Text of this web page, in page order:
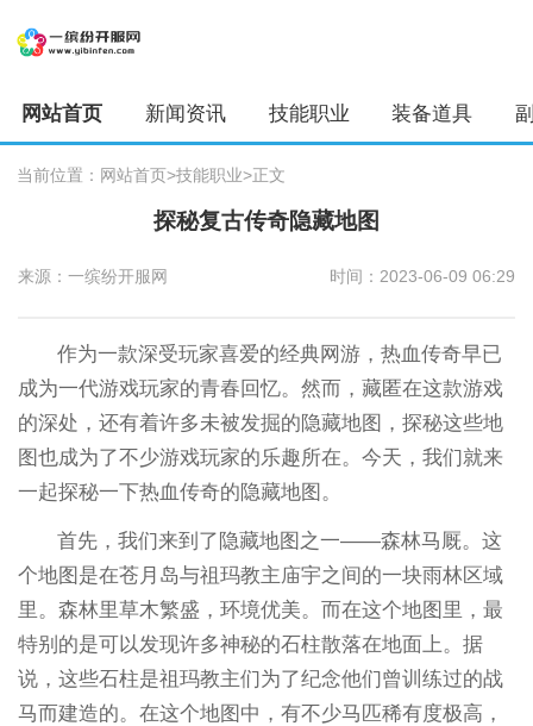
网站首页 新闻资讯 技能职业 装备道具
当前位置： 网站首页>技能职业>正文
探秘复古传奇隐藏地图
来源：一缤纷开服网 时间：2023-06-09 06:29
作为一款深受玩家喜爱的经典网游，热血传奇早已
成为一代游戏玩家的青春回忆。然而，藏匿在这款游戏
的深处，还有着许多未被发掘的隐藏地图，探秘这些地
图也成为了不少游戏玩家的乐趣所在。今天，我们就来
一起探秘一下热血传奇的隐藏地图。
首先，我们来到了隐藏地图之一——森林马厩。这
个地图是在苍月岛与祖玛教主庙宇之间的一块雨林区域
里。森林里草木繁盛，环境优美。而在这个地图里，最
特别的是可以发现许多神秘的石柱散落在地面上。据
说，这些石柱是祖玛教主们为了纪念他们曾训练过的战
马而建造的。在这个地图中，有不少马匹稀有度极高，